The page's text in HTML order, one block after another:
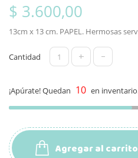
$ 3.600,00
13cm x 13 cm. PAPEL. Hermosas
Cantidad + -
¡Apúrate! Quedan 10 en
Agregar al carrito